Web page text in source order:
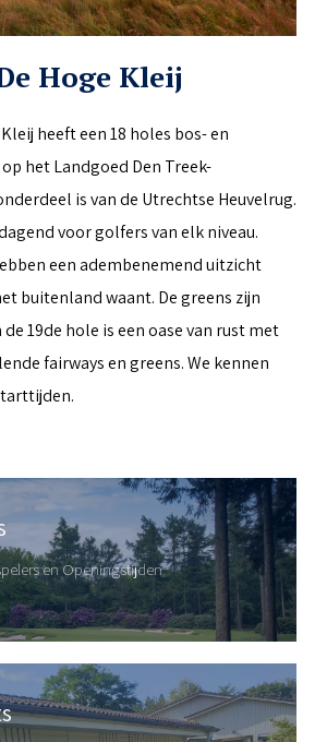
Hoge Kleij
heeft een 18 holes bos- en
het Landgoed Den Treek-
is van de Utrechtse Heuvelrug.
voor golfers van elk niveau.
een adembenemend uitzicht
buitenland waant. De greens zijn
19de hole is een oase van rust met
fairways en greens. We kennen
en Openingstijden